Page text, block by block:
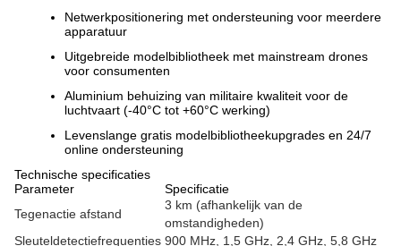
Netwerkpositionering met ondersteuning voor meerdere
apparatuur
Uitgebreide modelbibliotheek met mainstream drones
voor consumenten
Aluminium behuizing van militaire kwaliteit voor de
luchtvaart (-40°C tot +60°C werking)
Levenslange gratis modelbibliotheekupgrades en 24/7
online ondersteuning
Technische specificaties
Parameter
Specificatie
Tegenactie afstand
3 km (afhankelijk van de
omstandigheden)
Sleuteldetectiefrequenties 900 MHz, 1,5 GHz, 2,4 GHz, 5,8 GHz